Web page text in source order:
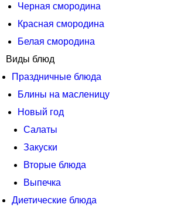
Черная смородина
Красная смородина
Белая смородина
Виды блюд
Праздничные блюда
Блины на масленицу
Новый год
Салаты
Закуски
Вторые блюда
Выпечка
Диетические блюда